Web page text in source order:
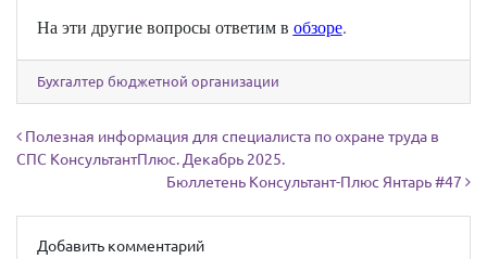
На эти другие вопросы ответим в обзоре.
Бухгалтер бюджетной организации
Навигация по записям
Полезная информация для специалиста по охране труда в
СПС КонсультантПлюс. Декабрь 2025.
Бюллетень Консультант-Плюс Янтарь #47
Добавить комментарий